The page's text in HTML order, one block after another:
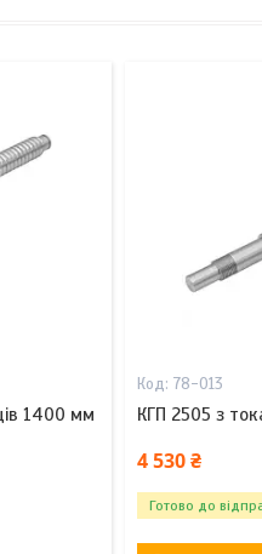
1400 мм
78-013
КГП 2505 з
4 530 ₴
Готово до